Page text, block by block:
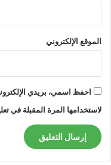
الموقع الإلكتروني
احفظ اسمي، بريدي
لاستخدامها المرة المقبلة في